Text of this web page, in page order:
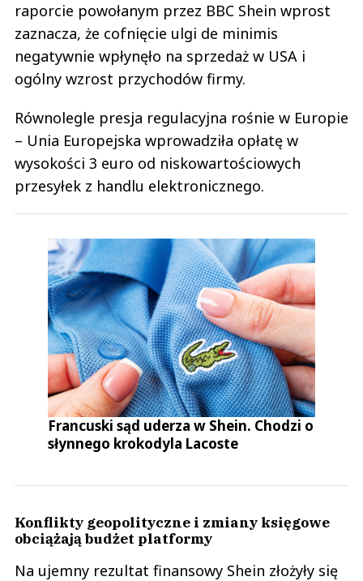
raporcie powołanym przez BBC Shein wprost
zaznacza, że cofnięcie ulgi de minimis
negatywnie wpłynęło na sprzedaż w USA i
ogólny wzrost przychodów firmy.
Równolegle presja regulacyjna rośnie w Europie
– Unia Europejska wprowadziła opłatę w
wysokości 3 euro od niskowartościowych
przesyłek z handlu elektronicznego.
Francuski sąd uderza w Shein. Chodzi o
słynnego krokodyla Lacoste
Konflikty geopolityczne i zmiany księgowe
obciążają budżet platformy
Na ujemny rezultat finansowy Shein złożyły się